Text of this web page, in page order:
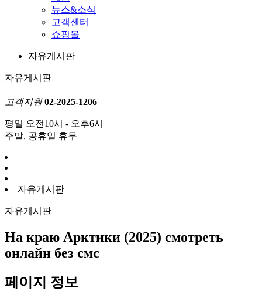
뉴스&소식
고객센터
쇼핑몰
자유게시판
자유게시판
고객지원 02-2025-1206
평일 오전10시 - 오후6시
주말, 공휴일 휴무
자유게시판
자유게시판
На краю Арктики (2025) смотреть
онлайн без смс
페이지 정보